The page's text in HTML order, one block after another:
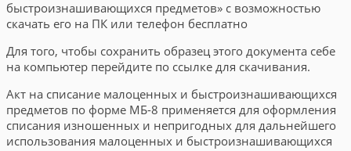
быстроизнашивающихся предметов» с возможностью
скачать его на ПК или телефон бесплатно
Для того, чтобы сохранить образец этого документа себе
на компьютер перейдите по ссылке для скачивания.
Акт на списание малоценных и быстроизнашивающихся
предметов по форме MБ-8 применяется для оформления
списания изношенных и непригодных для дальнейшего
использования малоценных и быстроизнашивающихся